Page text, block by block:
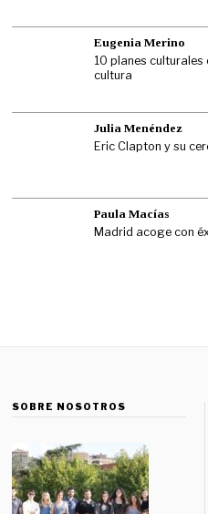
Eugenia Merino
10 planes culturales
cultura
Julia Menéndez
Eric Clapton y su
Paula Macías
Madrid acoge con
SOBRE NOSOTROS